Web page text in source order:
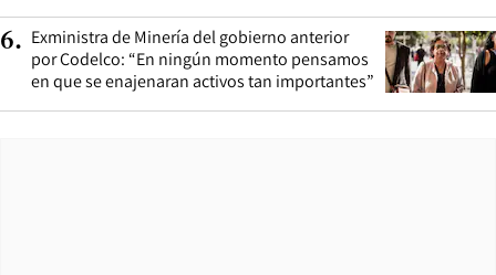
6. Exministra de Minería del gobierno anterior
por Codelco: “En ningún momento pensamos
en que se enajenaran activos tan importantes”